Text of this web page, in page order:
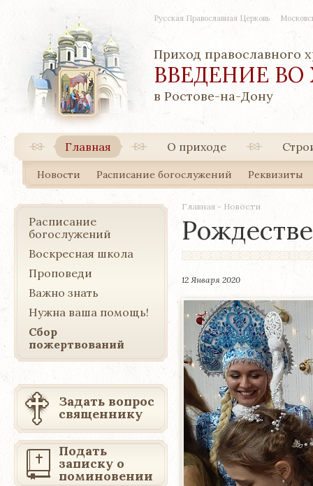
Русская Православная Церковь
Приход православного
ВВЕДЕНИЕ
в Ростове-на-Дону
Главная
Новости Расписание богослужений Реквизиты
О приходе
Главная - Новости
12 Января 2020
Расписание
богослужений
Воскресная школа
Проповеди
Важно знать
Нужна ваша помощь!
Сбор
пожертвований
Задать вопрос
священнику
Подать
записку о
поминовении